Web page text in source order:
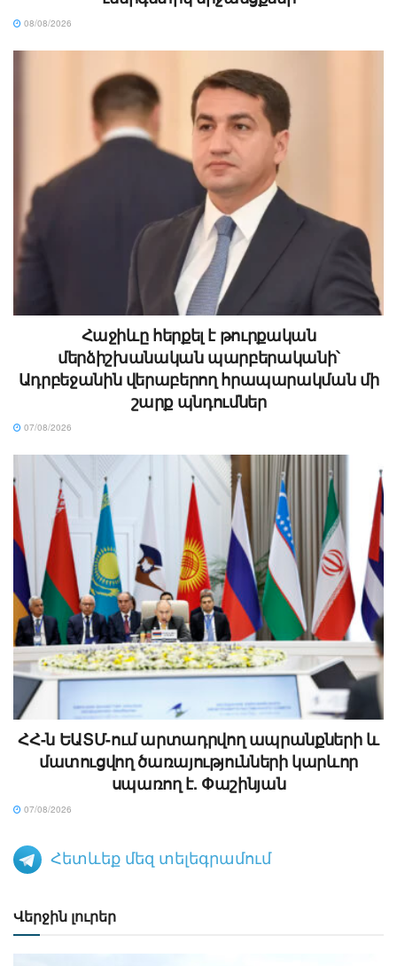
08/08/2026
Հաջիևը հերքել է թուրքական
մերձիշխանական պարբերականի՝
Ադրբեջանին վերաբերող հրապարակման մի
շարք պնդումներ
07/08/2026
ՀՀ-ն ԵԱՏՄ-ում արտադրվող ապրանքների և
մատուցվող ծառայությունների կարևոր
սպառող է. Փաշինյան
07/08/2026
Հետևեք մեզ տելեգրամում
Վերջին լուրեր